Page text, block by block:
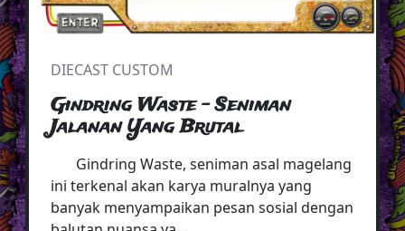
DIECAST CUSTOM
Gindring Waste - Seniman
Jalanan Yang Brutal
Gindring Waste, seniman asal magelang
ini terkenal akan karya muralnya yang
banyak menyampaikan pesan sosial dengan